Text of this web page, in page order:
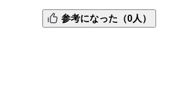
夏はピリ辛のものを食べたくなるので買
それなりに美味しいですが、私が食べ
参考になった（0人）